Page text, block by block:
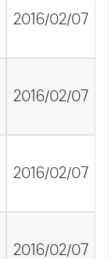
2016/02/07
2016/02/07
2016/02/07
2016/02/07